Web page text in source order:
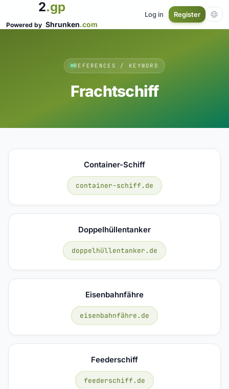
2.gp
Powered by Shrunken.com
Log in Register
REFERENCES / KEYWORD
Frachtschiff
Container-Schiff
container-schiff.de
Doppelhüllentanker
doppelhüllentanker.de
Eisenbahnfähre
eisenbahnfähre.de
Feederschiff
feederschiff.de